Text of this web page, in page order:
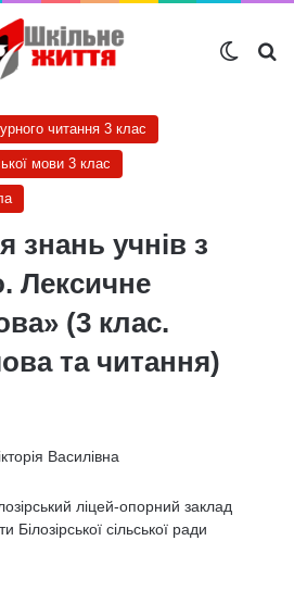
читання 3 клас
мови 3 клас
знань учнів з
Лексичне
(3 клас.
та читання)
Василівна
ліцей-опорний заклад
Білозірської сільської ради